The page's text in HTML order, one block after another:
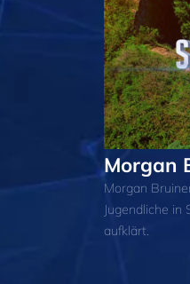
Morgan
Morgan
Jugendliche
aufklärt.